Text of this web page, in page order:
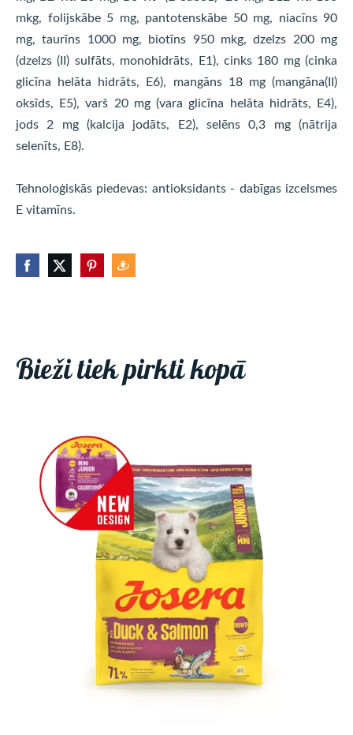
mkg, folijskābe 5 mg, pantotenskābe 50 mg, niacīns 90
mg, taurīns 1000 mg, biotīns 950 mkg, dzelzs 200 mg
(dzelzs (II) sulfāts, monohidrāts, E1), cinks 180 mg (cinka
glicīna helāta hidrāts, E6), mangāns 18 mg (mangāna(II)
oksīds, E5), varš 20 mg (vara glicīna helāta hidrāts, E4),
jods 2 mg (kalcija jodāts, E2), selēns 0,3 mg (nātrija
selenīts, E8).
Tehnoloģiskās piedevas: antioksidants - dabīgas izcelsmes
E vitamīns.
Bieži tiek pirkti kopā